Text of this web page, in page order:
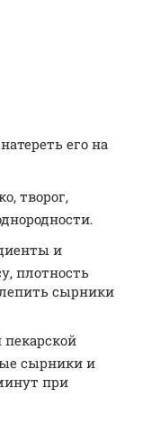
его на
творог,
и
плотность
сырники
сырники и
при